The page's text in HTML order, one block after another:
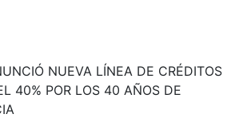
NUEVA LÍNEA DE CRÉDITOS
40% POR LOS 40 AÑOS DE